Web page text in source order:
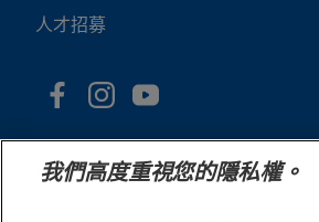
人才招募
我們高度重視您的隱私權。